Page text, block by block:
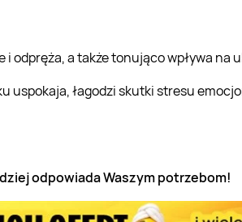
odpręża, a także tonująco wpływa na
uspokaja, łagodzi skutki stresu
odpowiada Waszym potrzebom!